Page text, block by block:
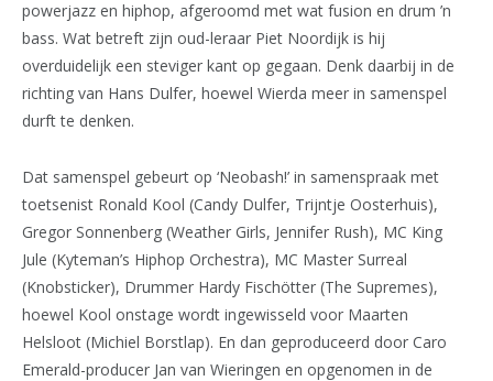
powerjazz en hiphop, afgeroomd met wat fusion en drum ’n
bass. Wat betreft zijn oud-leraar Piet Noordijk is hij
overduidelijk een steviger kant op gegaan. Denk daarbij in de
richting van Hans Dulfer, hoewel Wierda meer in samenspel
durft te denken.
Dat samenspel gebeurt op ‘Neobash!’ in samenspraak met
toetsenist Ronald Kool (Candy Dulfer, Trijntje Oosterhuis),
Gregor Sonnenberg (Weather Girls, Jennifer Rush), MC King
Jule (Kyteman’s Hiphop Orchestra), MC Master Surreal
(Knobsticker), Drummer Hardy Fischötter (The Supremes),
hoewel Kool onstage wordt ingewisseld voor Maarten
Helsloot (Michiel Borstlap). En dan geproduceerd door Caro
Emerald-producer Jan van Wieringen en opgenomen in de